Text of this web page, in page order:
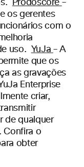
Prodoscore –
os gerentes
com o
uso. YuJa –A
que os
as gravações
Enterprise
criar,
de qualquer
Confira o
obter